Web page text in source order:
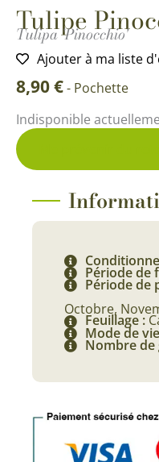
Tulipe
Tulipa 'Pinocchio'
Ajouter à ma liste
8,90€- Pochette
Indisponible
Période de
Période de
Octobre,
Feuillage :
Mode de
Nombre de